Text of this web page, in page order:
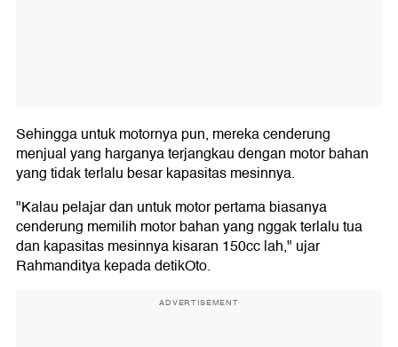
Sehingga untuk motornya pun, mereka cenderung
menjual yang harganya terjangkau dengan motor bahan
yang tidak terlalu besar kapasitas mesinnya.
"Kalau pelajar dan untuk motor pertama biasanya
cenderung memilih motor bahan yang nggak terlalu tua
dan kapasitas mesinnya kisaran 150cc lah," ujar
Rahmanditya kepada detikOto.
ADVERTISEMENT